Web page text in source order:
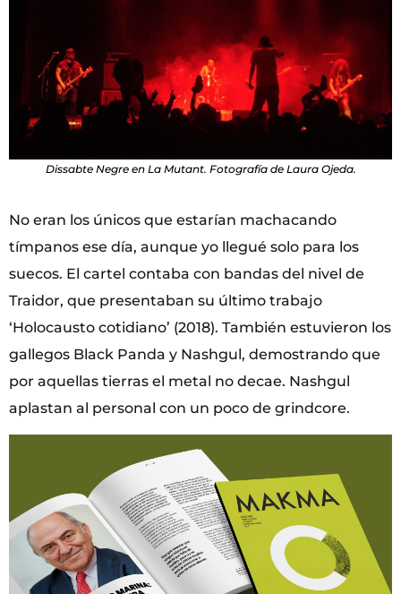
Dissabte Negre en La Mutant. Fotografía de Laura Ojeda.
No eran los únicos que estarían machacando
tímpanos ese día, aunque yo llegué solo para los
suecos. El cartel contaba con bandas del nivel de
Traidor, que presentaban su último trabajo
‘Holocausto cotidiano’ (2018). También estuvieron los
gallegos Black Panda y Nashgul, demostrando que
por aquellas tierras el metal no decae. Nashgul
aplastan al personal con un poco de grindcore.